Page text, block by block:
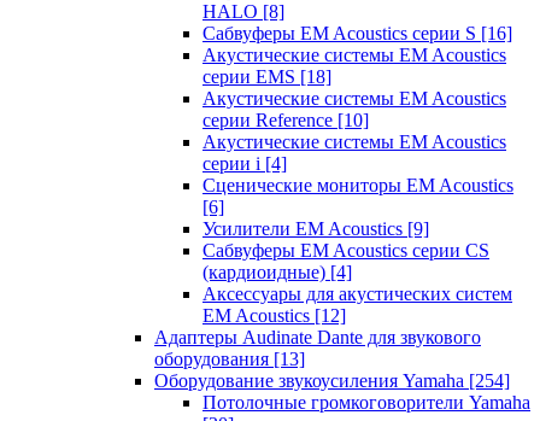
HALO [8]
Сабвуферы EM Acoustics серии S [16]
Акустические системы EM Acoustics
серии EMS [18]
Акустические системы EM Acoustics
серии Reference [10]
Акустические системы EM Acoustics
серии i [4]
Сценические мониторы EM Acoustics
[6]
Усилители EM Acoustics [9]
Сабвуферы EM Acoustics серии CS
(кардиоидные) [4]
Аксессуары для акустических систем
EM Acoustics [12]
Адаптеры Audinate Dante для звукового
оборудования [13]
Оборудование звукоусиления Yamaha [254]
Потолочные громкоговорители Yamaha